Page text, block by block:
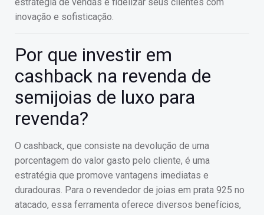
inovação e sofisticação.
Por que investir em
cashback na revenda de
semijoias de luxo para
revenda?
O cashback, que consiste na devolução de uma
porcentagem do valor gasto pelo cliente, é uma
estratégia que promove vantagens imediatas e
duradouras. Para o revendedor de joias em prata 925 no
atacado, essa ferramenta oferece diversos benefícios,